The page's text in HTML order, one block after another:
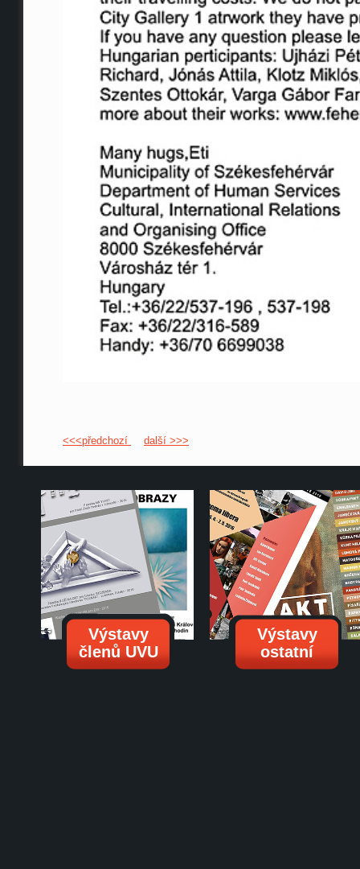
<<<předchozí další >>>
Výstavy
členů UVU
Výstavy
ostatní